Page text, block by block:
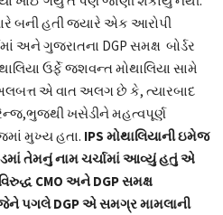
બની હતી જયારે એક આરોપી
અને ગુજરાતના DGP સમક્ષ બોર્ડર
ઉર્ફે જશવન્ત મોથાલિયા સામે
એ વાત અલગ છે કે, ત્યારબાદ
ખસેડીને મહત્વપૂર્ણ
મુખ્ય હતા. IPS મોથાલિયાની ઇમેજ
તેમનું નામ ચર્ચામાં આવ્યું હતું એ
CMO અને DGP સમક્ષ
જેને પગલે DGP એ સમગ્ર મામલાની